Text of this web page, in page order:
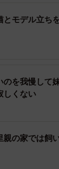
た。しかし
害を加えら
してボランテ
とモデル立ち
を我慢して
しくない
の家では飼